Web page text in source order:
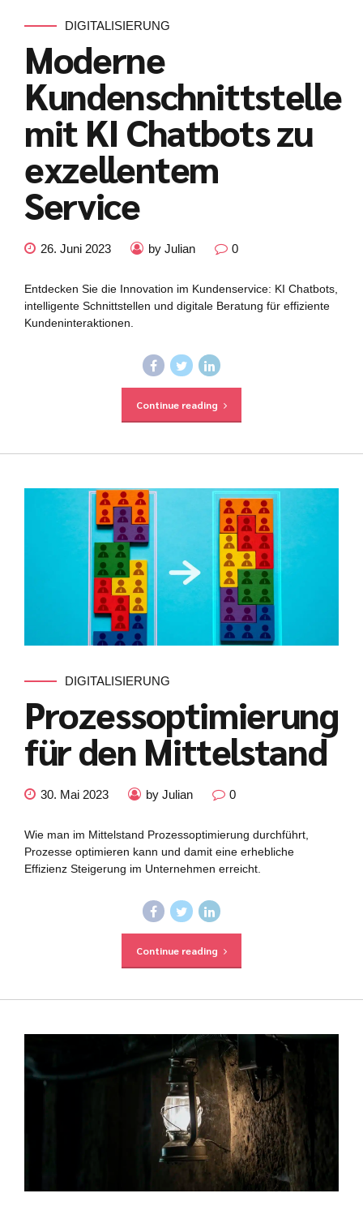
DIGITALISIERUNG
Moderne
Kundenschnittstelle
mit KI Chatbots zu
exzellentem
Service
26. Juni 2023 by Julian 0
Entdecken Sie die Innovation im Kundenservice: KI Chatbots,
intelligente Schnittstellen und digitale Beratung für effiziente
Kundeninteraktionen.
Continue reading
DIGITALISIERUNG
Prozessoptimierung
für den Mittelstand
30. Mai 2023 by Julian 0
Wie man im Mittelstand Prozessoptimierung durchführt,
Prozesse optimieren kann und damit eine erhebliche
Effizienz Steigerung im Unternehmen erreicht.
Continue reading